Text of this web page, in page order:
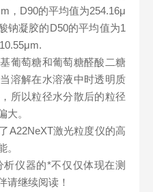
，D90的平均值为254.16μ
钠凝胶的D50的平均值为1
葡萄糖和葡萄糖醛酸二糖
溶解在水溶液中时透明质
所以粒径水分散后的粒径
大。
A22NeXT激光粒度仪的高
。
仪器的*不仅仅体现在测
请继续阅读！